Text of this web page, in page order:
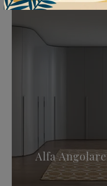
Alfa Angolare